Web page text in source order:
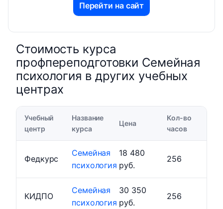
Перейти на сайт
Стоимость курса
профпереподготовки Семейная
психология в других учебных
центрах
Учебный
центр
Название
курса
Цена
Кол-во
часов
Федкурс
Семейная
психология
18 480
руб.
256
КИДПО
Семейная
психология
30 350
руб.
256